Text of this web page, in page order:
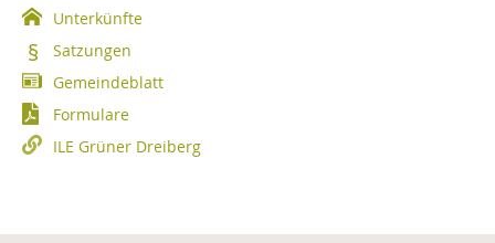
Unterkünfte
Satzungen
Gemeindeblatt
Formulare
ILE Grüner Dreiberg